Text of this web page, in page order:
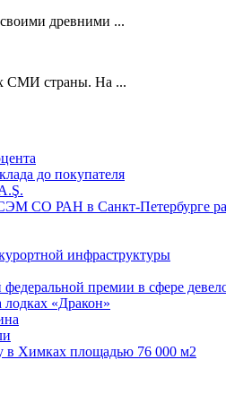
древними ...
СМИ страны. На ...
до покупателя
СО РАН в Санкт-Петербурге
инфраструктуры
премии в сфере
«Дракон»
в Химках площадью 76 000 м2